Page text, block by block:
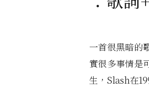
一首很黑暗的
實很多事情是
生，Slash在